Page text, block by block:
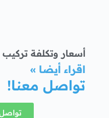
أسعار وتكلفة تركيب
اقراء أيضا »
تواصل معنا!